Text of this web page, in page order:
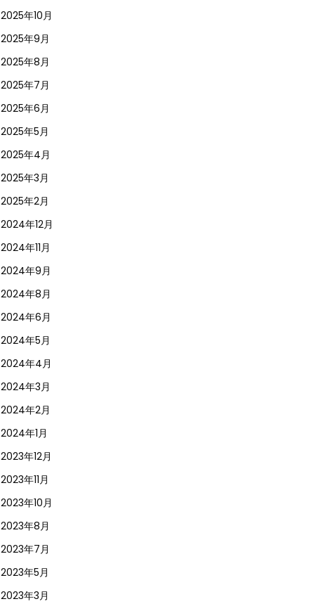
2025年10月
2025年9月
2025年8月
2025年7月
2025年6月
2025年5月
2025年4月
2025年3月
2025年2月
2024年12月
2024年11月
2024年9月
2024年8月
2024年6月
2024年5月
2024年4月
2024年3月
2024年2月
2024年1月
2023年12月
2023年11月
2023年10月
2023年8月
2023年7月
2023年5月
2023年3月